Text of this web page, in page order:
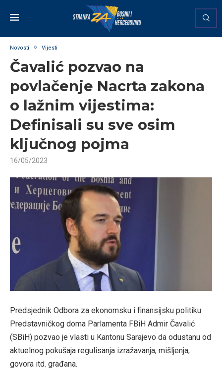
Novosti Vijesti
Čavalić pozvao na
povlačenje Nacrta zakona
o lažnim vijestima:
Definisali su sve osim
ključnog pojma
16/05/2023
Predsjednik Odbora za ekonomsku i finansijsku politiku
Predstavničkog doma Parlamenta FBiH Admir Čavalić
(SBiH) pozvao je vlasti u Kantonu Sarajevo da odustanu od
aktuelnog pokušaja regulisanja izražavanja, mišljenja,
govora itd. građana.